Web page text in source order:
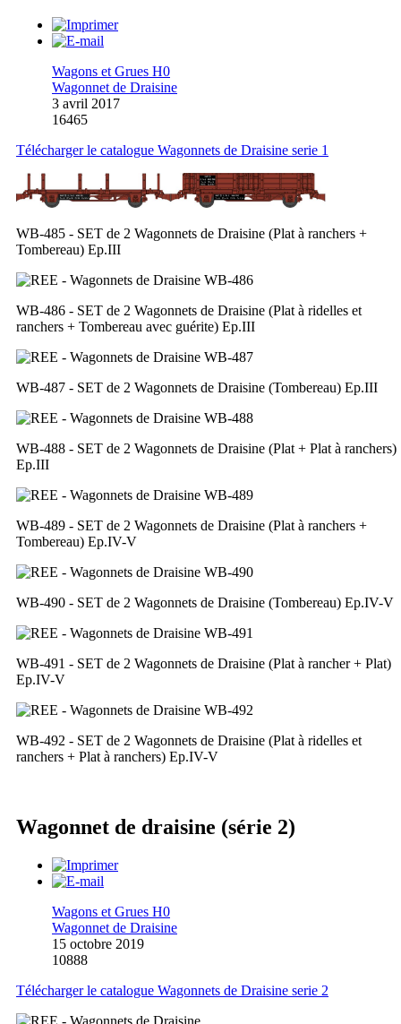
Wagons et Grues H0
Wagonnet de Draisine
3 avril 2017
16465
Télécharger le catalogue Wagonnets de Draisine serie 1
WB-485 - SET de 2 Wagonnets de Draisine (Plat à ranchers +
Tombereau) Ep.III
WB-486 - SET de 2 Wagonnets de Draisine (Plat à ridelles et
ranchers + Tombereau avec guérite) Ep.III
WB-487 - SET de 2 Wagonnets de Draisine (Tombereau) Ep.III
WB-488 - SET de 2 Wagonnets de Draisine (Plat + Plat à ranchers)
Ep.III
WB-489 - SET de 2 Wagonnets de Draisine (Plat à ranchers +
Tombereau) Ep.IV-V
WB-490 - SET de 2 Wagonnets de Draisine (Tombereau) Ep.IV-V
WB-491 - SET de 2 Wagonnets de Draisine (Plat à rancher + Plat)
Ep.IV-V
WB-492 - SET de 2 Wagonnets de Draisine (Plat à ridelles et
ranchers + Plat à ranchers) Ep.IV-V
Wagonnet de draisine (série 2)
Wagons et Grues H0
Wagonnet de Draisine
15 octobre 2019
10888
Télécharger le catalogue Wagonnets de Draisine serie 2